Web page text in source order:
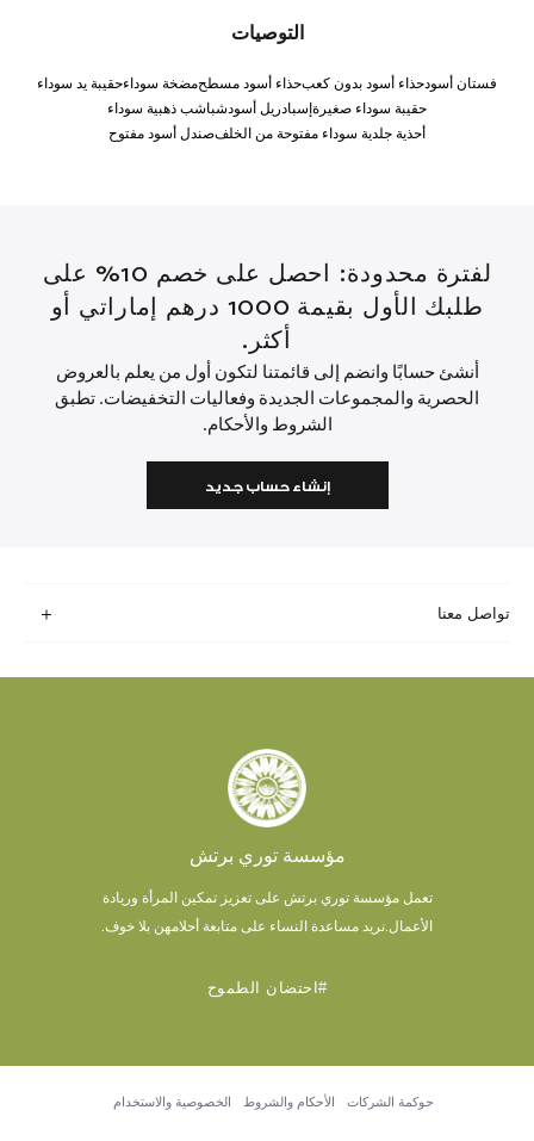
التوصيات
فستان أسودحذاء أسود بدون كعبحذاء أسود مسطحمضخة سوداءحقيبة يد سوداء
حقيبة سوداء صغيرة إسبادريل أسودشباشب ذهبية سوداء
أحذية جلدية سوداء مفتوحة من الخلفصندل أسود مفتوح
لفترة محدودة: احصل على خصم 10% على
طلبك الأول بقيمة 1000 درهم إماراتي أو
أكثر.
أنشئ حسابًا وانضم إلى قائمتنا لتكون أول من يعلم بالعروض
الحصرية والمجموعات الجديدة وفعاليات التخفيضات. تطبق
الشروط والأحكام.
إنشاء حساب جديد
تواصل معنا
مؤسسة توري برتش
تعمل مؤسسة توري برتش على تعزيز تمكين المرأة وريادة
الأعمال. نريد مساعدة النساء على متابعة أحلامهن بلا خوف.
#احتضان الطموح
حوكمة الشركات الأحكام والشروط الخصوصية والاستخدام